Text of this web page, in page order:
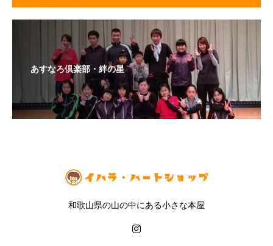
あすなろ倶楽部・絆の星
和歌山県の山の中にある小さな本屋